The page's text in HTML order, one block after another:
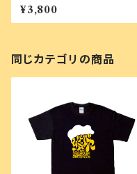
ビールネックレス
¥3,800
同じカテゴリの商品